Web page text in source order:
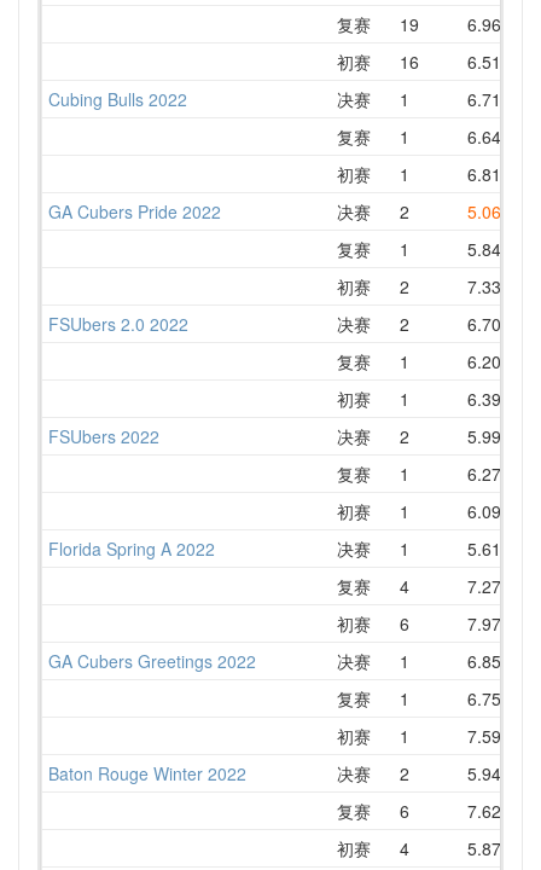
复赛
19 6.96
初赛
16 6.51
Cubing Bulls 2022
决赛 1 6.71
复赛
1 6.64
初赛
1 6.81
GA Cubers Pride 2022
决赛 2 5.06
复赛
1 5.84
初赛
2 7.33
FSUbers 2.0 2022
决赛 2 6.70
复赛
1 6.20
初赛
1 6.39
FSUbers 2022
决赛 2 5.99
复赛
1 6.27
初赛
1 6.09
Florida Spring A 2022
决赛 1 5.61
复赛
4 7.27
初赛
6 7.97
GA Cubers Greetings 2022
决赛 1 6.85
复赛
1 6.75
初赛
1 7.59
Baton Rouge Winter 2022
决赛 2 5.94
复赛
6 7.62
初赛
4 5.87